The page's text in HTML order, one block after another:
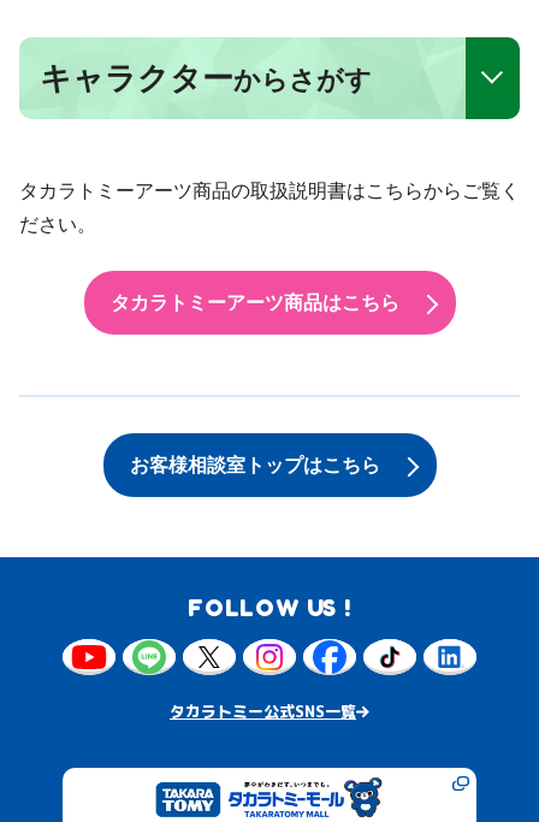
キャラクターからさがす
タカラトミーアーツ商品の取扱説明書はこちらからご覧く
ださい。
タカラトミーアーツ商品はこちら
お客様相談室トップはこちら
FOLLOW US !
タカラトミー公式SNS一覧